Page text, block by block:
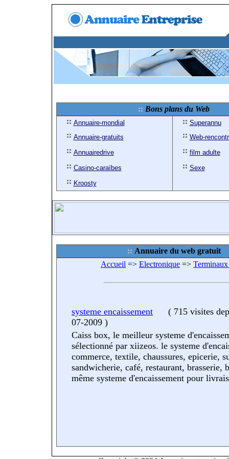
Bons plans du Web
Annuaire-mondial
Annuaire-gratuits
Annuairedrive
Casino-caraïbes
Kroosty
Superannu
Web-
film adulte
Sexe
Annuaire du web gratuit
Accueil => Electronique =>
systeme encaissement ( 715 visites
07-2009 )
Caiss box, le meilleur systeme
sélectionné par xiizeos. le systeme
commerce, textile, chaussures, epicerie,
sandwicherie, café, restaurant, brasserie,
même systeme d'encaissement pour